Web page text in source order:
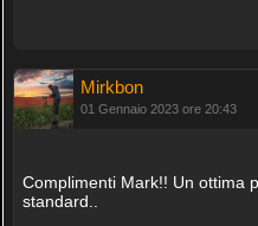
Mirkbon
01 Gennaio 2023 ore 20:43
Complimenti Mark!! Un ottima
standard..